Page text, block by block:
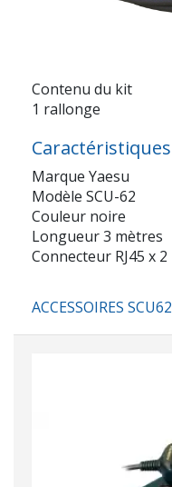
Contenu du kit
1 rallonge
Caractéristiques
Marque Yaesu
Modèle SCU-62
Couleur noire
Longueur 3 mètres
Connecteur RJ45 x 2
ACCESSOIRES SCU62